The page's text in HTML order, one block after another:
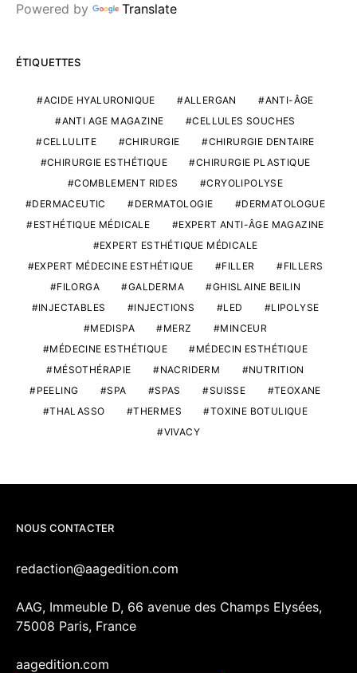
Powered by Translate
ÉTIQUETTES
ACIDE HYALURONIQUE ALLERGAN
ANTI-ÂGE
ANTI AGE MAGAZINE
CELLULES SOUCHES
CELLULITE
CHIRURGIE
CHIRURGIE DENTAIRE
CHIRURGIE ESTHÉTIQUE
CHIRURGIE PLASTIQUE
COMBLEMENT RIDES
CRYOLIPOLYSE
DERMACEUTIC
DERMATOLOGIE
DERMATOLOGUE
ESTHÉTIQUE MÉDICALE
EXPERT ANTI-ÂGE MAGAZINE
EXPERT ESTHÉTIQUE MÉDICALE
EXPERT MÉDECINE ESTHÉTIQUE
FILLER
FILLERS
FILORGA
GALDERMA
GHISLAINE BEILIN
INJECTABLES
INJECTIONS LED
LIPOLYSE
MEDISPA
MERZ
MINCEUR
MÉDECINE ESTHÉTIQUE
MÉDECIN ESTHÉTIQUE
MÉSOTHÉRAPIE
NACRIDERM
NUTRITION
PEELING
SPA SPAS SUISSE
TEOXANE
THALASSO
THERMES
TOXINE BOTULIQUE
VIVACY
NOUS CONTACTER
redaction@aagedition.com
AAG, Immeuble D, 66 avenue des Champs Elysées,
75008 Paris, France
aagedition.com